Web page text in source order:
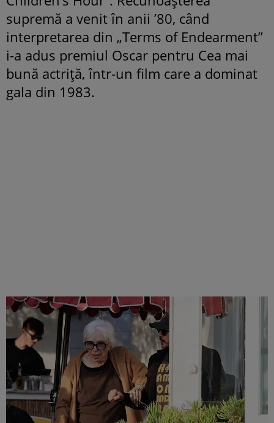
supremă a venit în anii ’80, când
interpretarea din „Terms of Endearment”
i-a adus premiul Oscar pentru Cea mai
bună actriță, într-un film care a dominat
gala din 1983.